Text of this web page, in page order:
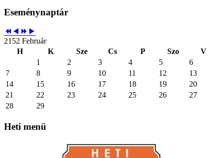
Eseménynaptár
2152 Február
H
K Sze Cs P Szo
V
1
2 3 4 5
6
7
8 9 10 11 12
13
14
15 16 17 18 19
20
21
22 23 24 25 26
27
28
29
Heti menü